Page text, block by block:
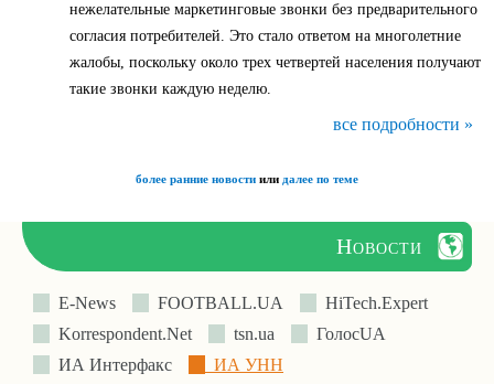
нежелательные маркетинговые звонки без предварительного
согласия потребителей. Это стало ответом на многолетние
жалобы, поскольку около трех четвертей населения получают
такие звонки каждую неделю.
все подробности »
более ранние новости или далее по теме
Новости
E-News FOOTBALL.UA
HiTech.Expert
Korrespondent.Net
tsn.ua
ГолосUA
ИА Интерфакс
ИА УНН